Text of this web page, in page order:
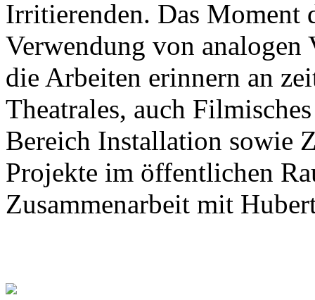
Irritierenden. Das Moment
Verwendung von analogen
die Arbeiten erinnern an
Theatrales, auch
Bereich Installation sowie
Projekte im öffentlichen
Zusammenarbeit mit